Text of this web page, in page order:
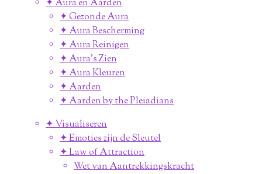
✦ Aura en Aarden
✦ Gezonde Aura
✦ Aura Bescherming
✦ Aura Reinigen
✦ Aura's Zien
✦ Aura Kleuren
✦ Aarden
✦ Aarden by the Pleiadians
✦ Visualiseren
✦ Emoties zijn de Sleutel
✦ Law of Attraction
Wet van Aantrekkingskracht